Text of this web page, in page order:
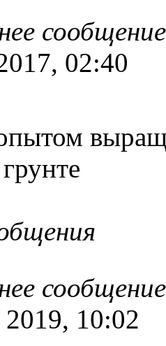
сообщение
02:40
сообщение
10:02